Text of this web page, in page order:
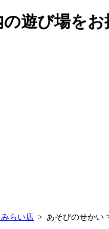
遊び場を
らい店 > あそびのせかい